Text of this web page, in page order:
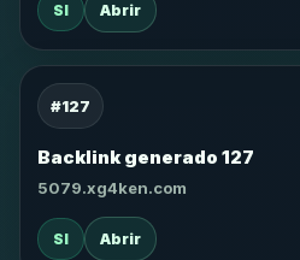
SI Abrir
#127
Backlink generado 127
5079.xg4ken.com
SI Abrir